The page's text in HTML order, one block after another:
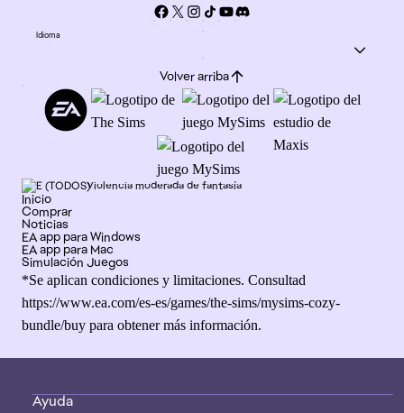
Idioma
Volver arriba
Violencia moderada de fantasía
Inicio
Comprar
Noticias
EA app para Windows
EA app para Mac
Simulación Juegos
*Se aplican condiciones y limitaciones. Consultad
https://www.ea.com/es-es/games/the-sims/mysims-cozy-
bundle/buy para obtener más información.
Ayuda